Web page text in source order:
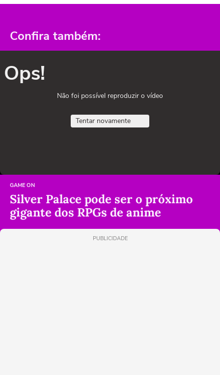
Confira também:
Ops!
Não foi possível reproduzir o vídeo
Tentar novamente
GAME ON
Silver Palace pode ser o próximo
gigante dos RPGs de anime
PUBLICIDADE